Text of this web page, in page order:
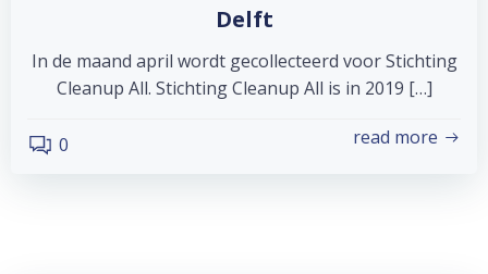
Delft
In de maand april wordt gecollecteerd voor Stichting
Cleanup All. Stichting Cleanup All is in 2019 […]
0 read more